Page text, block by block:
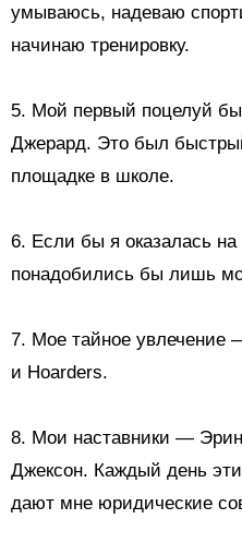
умываюсь, надеваю
начинаю тренировку.
5. Мой первый поцелуй
Джерард. Это был
площадке в школе.
6. Если бы я оказалась
понадобились бы лишь
7. Мое тайное увлечение
и Hoarders.
8. Мои наставники —
Джексон. Каждый день
дают мне юридические